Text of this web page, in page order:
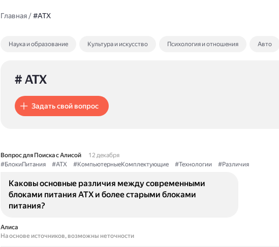
Главная/#ATX
Наука и образование Культура и искусство Психология и отношения Авто
# ATX
Задать свой вопрос
Вопрос для Поиска с Алисой
12 декабря
#БлокиПитания
#ATX #КомпьютерныеКомплектующие #Технологии #Различия
Каковы основные различия между современными
блоками питания ATX и более старыми блоками
питания?
Алиса
На основе источников, возможны неточности